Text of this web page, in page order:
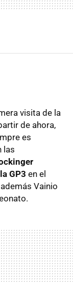
visita de la
de ahora,
es
las
GP3 en el
Vainio